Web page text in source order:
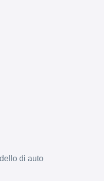
di auto